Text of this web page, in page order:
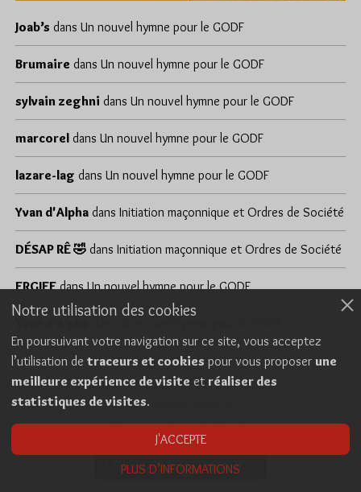
Joab’s dans Un nouvel hymne pour le GODF
Brumaire dans Un nouvel hymne pour le GODF
sylvain zeghni dans Un nouvel hymne pour le GODF
marcorel dans Un nouvel hymne pour le GODF
lazare-lag dans Un nouvel hymne pour le GODF
Yvan d'Alpha dans Initiation maçonnique et Ordres de Société
DÉSAP RÊ 🤣 dans Initiation maçonnique et Ordres de Société
ERGIEFdansUn nouvel hymne pour le GODF
Cookies
Politique de confidentialité
Consentement explicite
Conditions générales d’utilisation
À PROPOS DES NEWSLETTERS
Notre utilisation des cookies
En poursuivant votre navigation sur ce site, vous acceptez
l’utilisation de traceurs et cookies pour vous proposer une
meilleure expérience de visite et réaliser des
statistiques de visites.
J'ACCEPTE
PLUS D’INFORMATIONS